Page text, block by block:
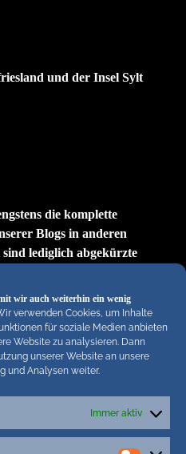
wir auch weiterhin ein wenig
verwenden Cookies, um Inhalte
für soziale Medien anbieten
Website zu analysieren. Dann
unserer Website an unsere
und Analysen weiter.
Immer aktiv
und der Insel Sylt
die komplette
Blogs in anderen
lediglich abgekürzte